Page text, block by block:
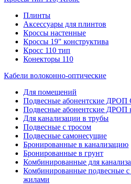
Плинты
Аксессуары для плинтов
Кроссы настенные
Кроссы 19" конструктива
Кросс 110 тип
Конекторы 110
Кабели волоконно-оптические
Для помещений
Подвесные абонентские ДРОП
Подвесные абонентские ДРОП
Для канализации в трубы
Подвесные с тросом
Подвесные самонесущие
Бронированные в канализацию
Бронированные в грунт
Комбинированные для
Комбинированные подвесные
жилами